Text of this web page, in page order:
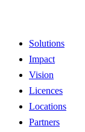
Solutions
Impact
Vision
Licences
Locations
Partners